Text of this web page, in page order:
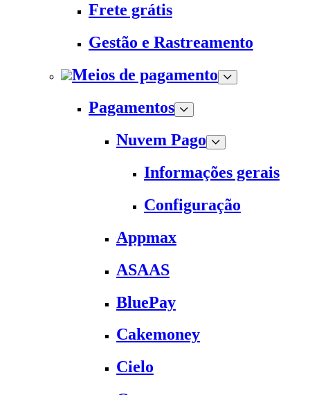
Frete grátis
Gestão e Rastreamento
Meios de pagamento
Pagamentos
Nuvem Pago
Informações gerais
Configuração
Appmax
ASAAS
BluePay
Cakemoney
Cielo